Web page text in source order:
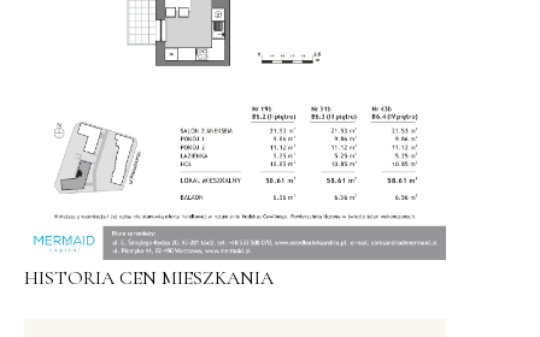
HISTORIA CEN MIESZKANIA